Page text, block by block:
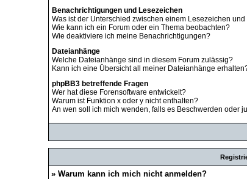
Benachrichtigungen und Lesezeichen
Was ist der Unterschied zwischen einem Lesezeichen
Wie kann ich ein Forum oder ein Thema beobachten?
Wie deaktiviere ich meine Benachrichtigungen?
Dateianhänge
Welche Dateianhänge sind in diesem Forum zulässig?
Kann ich eine Übersicht all meiner Dateianhänge
phpBB3 betreffende Fragen
Wer hat diese Forensoftware entwickelt?
Warum ist Funktion x oder y nicht enthalten?
An wen soll ich mich wenden, falls es Beschwerden oder
» Warum kann ich mich nicht anmelden?